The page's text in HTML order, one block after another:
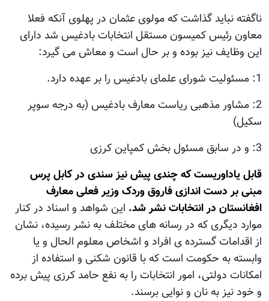
ناگفته نبايد گذاشت كه مولوی عثمان در پهلوی آنکه فعلا
معاون رئيس كميسون مستقل انتخابات بادغيس شد دارای
اين وظايف نيز بوده و بر حال است و معاش می گيرد:
1: مسئوليت شورای علمای بادغيس را بر عهده دارد.
2: مشاور مذهبی رياست معارف بادغيس (به درجه سوپر
سكيل)
3: و در سابق مسئول بخش كمپاين كرزی
قابل ياداوريست که چندی پيش نيز سندی در کابل پرس
مبنی بر دست اندازی فاروق وردک وزير فعلی معارف
افغانستان در انتخابات نشر شد. اين شواهد و اسناد در کنار
موارد ديگری که در رسانه های مختلف به نشر رسیده، نشان
از اقدامات گسترده ی افراد و اشخاص معلوم الحال و يا
وابسته به حکومت است که با قانون شکنی و استفاده از
امکانات دولتی، امور انتخابات را به نفع حامد کرزی پيش برده
و خود نيز به نان و نوایی برسند.